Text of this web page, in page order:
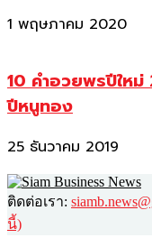
1 พฤษภาคม 2020
10 คำอวยพรปีให
ปีหนูทอง
25 ธันวาคม 2019
ติดต่อเรา:
นี้)